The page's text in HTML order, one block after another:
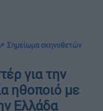
📌 Σημείωμα σκηνοθετών
για την
ηθοποιό με
Ελλάδα